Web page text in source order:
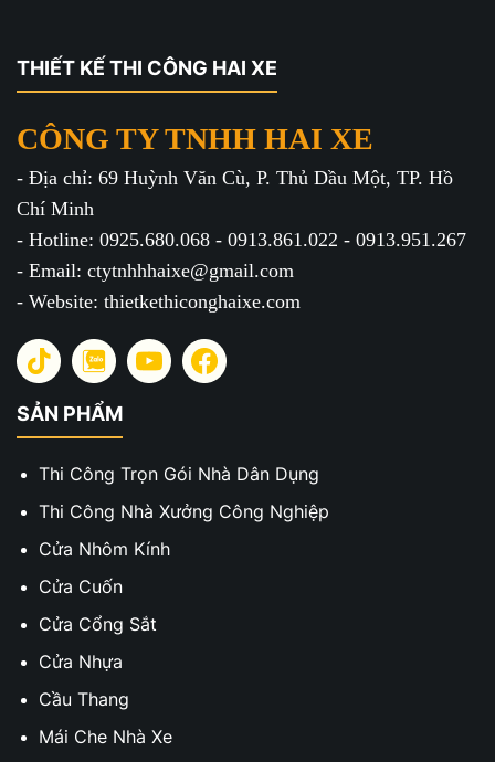
THIẾT KẾ THI CÔNG HAI XE
CÔNG TY TNHH HAI XE
- Địa chỉ: 69 Huỳnh Văn Cù, P. Thủ Dầu Một, TP. Hồ
Chí Minh
- Hotline: 0925.680.068 - 0913.861.022 - 0913.951.267
- Email: ctytnhhhaixe@gmail.com
- Website: thietkethiconghaixe.com
SẢN PHẨM
Thi Công Trọn Gói Nhà Dân Dụng
Thi Công Nhà Xưởng Công Nghiệp
Cửa Nhôm Kính
Cửa Cuốn
Cửa Cổng Sắt
Cửa Nhựa
Cầu Thang
Mái Che Nhà Xe